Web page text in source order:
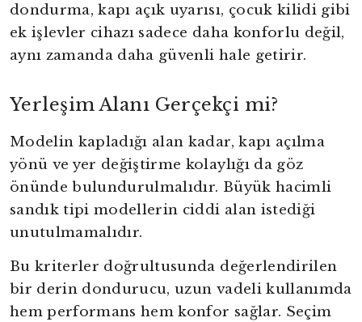
dondurma, kapı açık uyarısı, çocuk kilidi gibi
ek işlevler cihazı sadece daha konforlu değil,
aynı zamanda daha güvenli hale getirir.
Yerleşim Alanı Gerçekçi mi?
Modelin kapladığı alan kadar, kapı açılma
yönü ve yer değiştirme kolaylığı da göz
önünde bulundurulmalıdır. Büyük hacimli
sandık tipi modellerin ciddi alan istediği
unutulmamalıdır.
Bu kriterler doğrultusunda değerlendirilen
bir derin dondurucu, uzun vadeli kullanımda
hem performans hem konfor sağlar. Seçim